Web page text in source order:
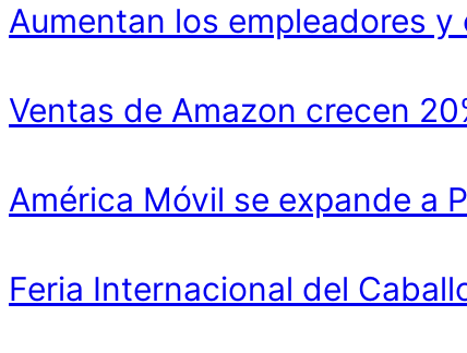
Aumentan los empleadores
Ventas de Amazon crecen
América Móvil se expande a
Feria Internacional del